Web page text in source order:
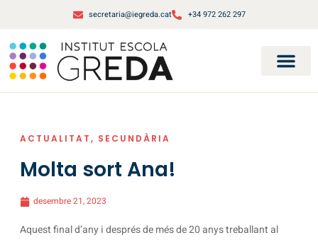
secretaria@iegreda.cat +34 972 262 297
ACTUALITAT, SECUNDÀRIA
Molta sort Ana!
desembre 21, 2023
Aquest final d’any i després de més de 20 anys treballant al